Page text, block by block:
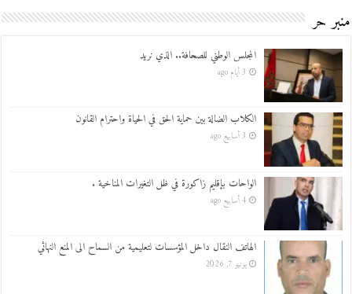
منبر حر
المجلس الوطني للصحافة.. الذي نريد
3 أيام ago
الكلاب الضالة بين حماية الحق في الحياة واحترام القانون
3 أسابيع ago
الواحات بإقليم زاكورة في ظل التغيرات المناخية .
4 أسابيع ago
الهاتف النقال داخل المؤسسات لتعليمية من السماح الى المنع النهائي
يونيو 7, 2026